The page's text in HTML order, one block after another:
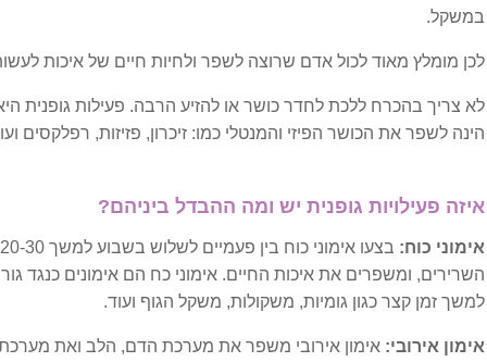
דלקת גרון
דלקת שלפוחית השתן
השימוטו
לופוס
במשקל.
לכן מומלץ מאוד לכול אדם שרוצה לשפר ולחיות חיים של איכות
לא צריך בהכרח ללכת לחדר כושר או להזיע הרבה. פעילות גופנית
הינה לשפר את הכושר הפיזי והמנטלי כמו: זיכרון, פזיזות, רפלקסים
איזה פעילויות גופנית יש ומה ההבדל ביניהם?
אימוני כוח:
השרירים, ומשפרים את איכות החיים. אימוני כח הם אימונים כנגד
למשך זמן קצר כגון גומיות, משקולות, משקל הגוף ועוד.
אימון אירובי: אימון אירובי משפר את מערכת הדם, הלב ואת